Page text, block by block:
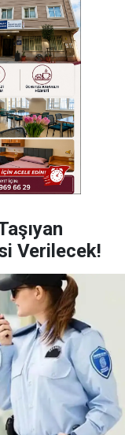
Verilecek!